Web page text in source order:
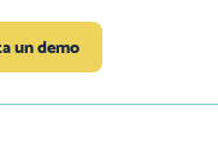
un demo